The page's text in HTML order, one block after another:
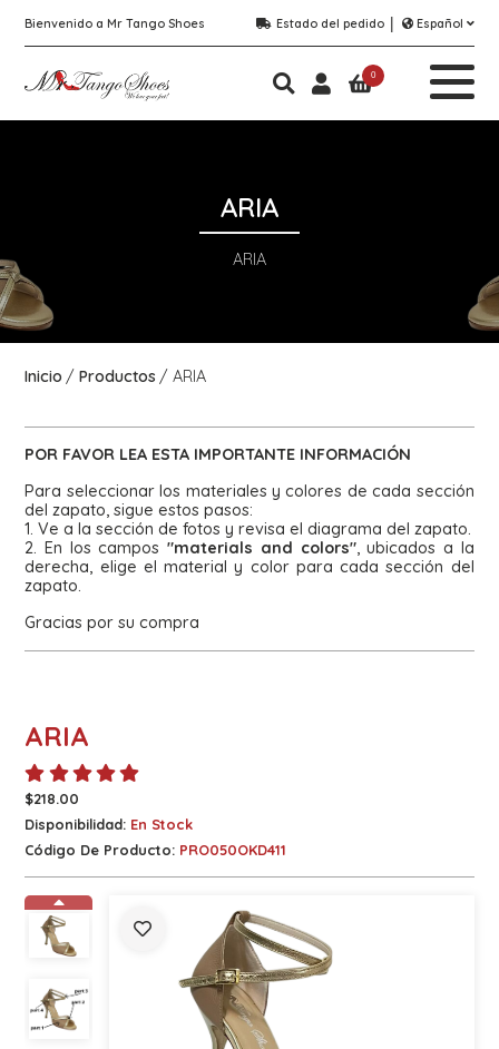
Bienvenido a Mr Tango Shoes Estado del pedido Español
0
ARIA
ARIA
Inicio Productos ARIA
POR FAVOR LEA ESTA IMPORTANTE INFORMACIÓN
Para seleccionar los materiales y colores de cada sección
del zapato, sigue estos pasos:
1. Ve a la sección de fotos y revisa el diagrama del zapato.
2. En los campos"materials and colors", ubicados a la
derecha, elige el material y color para cada sección del
zapato.
Gracias por su compra
ARIA
$218.00
Disponibilidad: En Stock
Código De Producto: PRO050OKD411